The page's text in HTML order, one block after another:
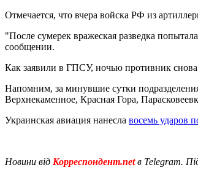
Отмечается, что вчера войска РФ из
"После сумерек вражеская разведка
сообщении.
Как заявили в ГПСУ, ночью противник снова
Напомним, за минувшие сутки
Верхнекаменное, Красная Гора,
Украинская авиация нанесла восемь ударов
Новини від Корреспондент.netв Telegram.